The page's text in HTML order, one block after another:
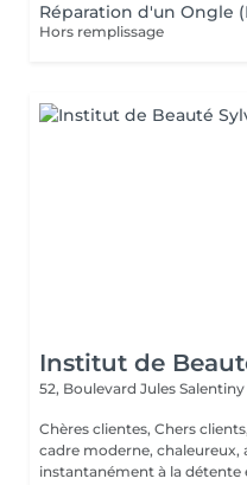
Réparation d'un Ongle
Hors remplissage
Institut de
52, Boulevard Jules Salentiny
Chères clientes, Chers clients, Nous vous recevons dans un
cadre moderne,
instantanément à la détente